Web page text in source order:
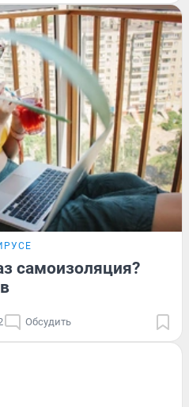
самоизоляция?
Обсудить